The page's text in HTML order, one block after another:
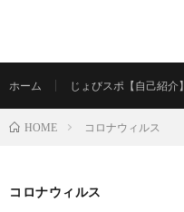
ホーム じょびスポ【自己紹介】
HOME コロナウィルス
コロナウィルス